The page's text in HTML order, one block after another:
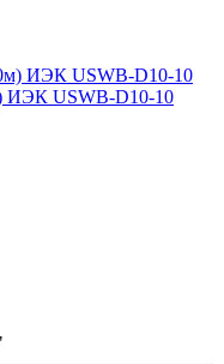
ИЭК USWB-D10-10